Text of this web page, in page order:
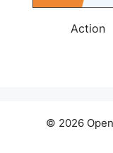
Action
© 2026